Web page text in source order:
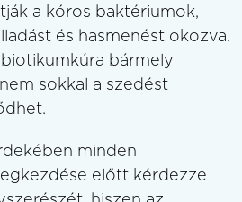
a kóros baktériumok,
és hasmenést okozva.
bármely
sokkal a szedést
minden
előtt kérdezze